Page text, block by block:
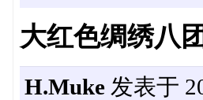
大红色绸绣八
H.Muke发表于